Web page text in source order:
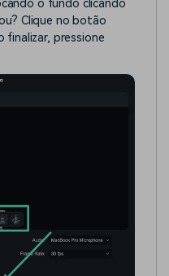
o fundo clicando
Clique no botão
finalizar, pressione